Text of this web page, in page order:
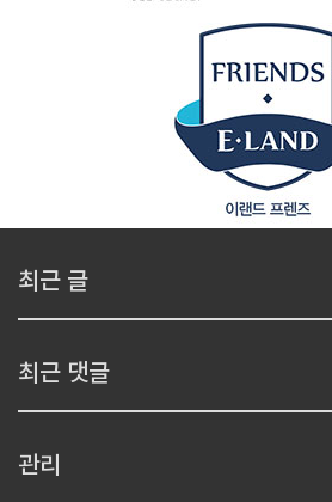
최근 글
최근 댓글
관리